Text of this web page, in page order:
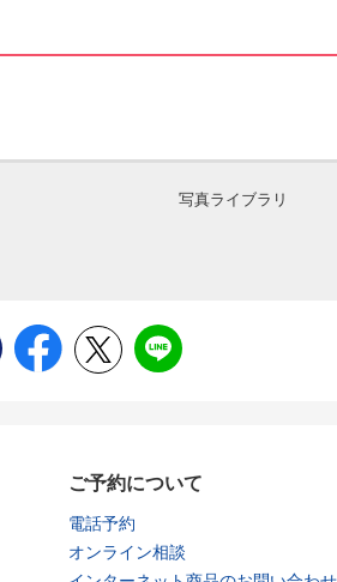
写真ライブラリ
ご予約について
電話予約
オンライン相談